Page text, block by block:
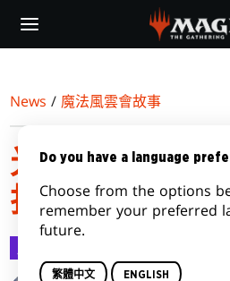
main
News / 魔法風雲會故事
光雷驛鏢客｜
找惡獄鎮
Do you have a language
Choose from the options
remember your preferred
future.
繁體中文 ENGLISH